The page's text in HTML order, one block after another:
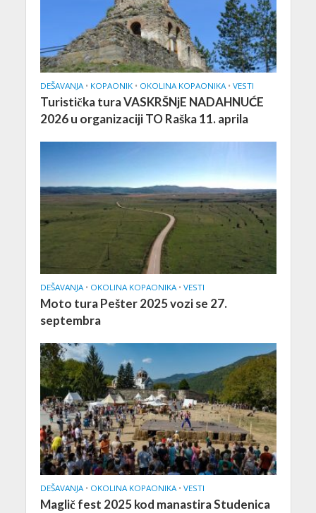
DEŠAVANJA • KOPAONIK • OKOLINA KOPAONIKA • VESTI
Turistička tura VASKRŠNjE NADAHNUĆE
2026 u organizaciji TO Raška 11. aprila
DEŠAVANJA • OKOLINA KOPAONIKA • VESTI
Moto tura Pešter 2025 vozi se 27.
septembra
DEŠAVANJA • OKOLINA KOPAONIKA • VESTI
Maglič fest 2025 kod manastira Studenica